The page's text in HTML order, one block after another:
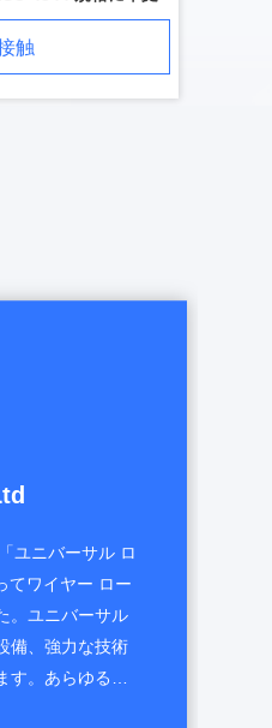
触
ユニバーサル ロ
てワイヤー ロー
。ユニバーサル
備、強力な技術
。あらゆる種